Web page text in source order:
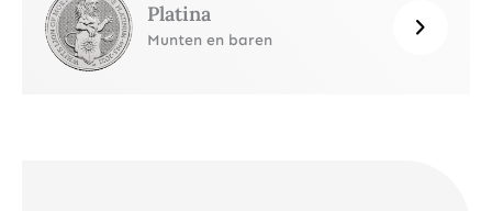
Platina
Munten en baren